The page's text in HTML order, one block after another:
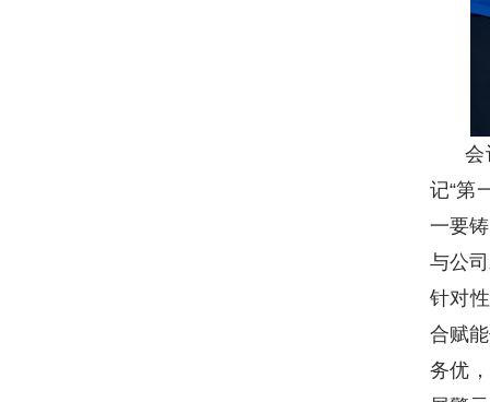
会
记“第
一要
与公
针对
合赋
务优